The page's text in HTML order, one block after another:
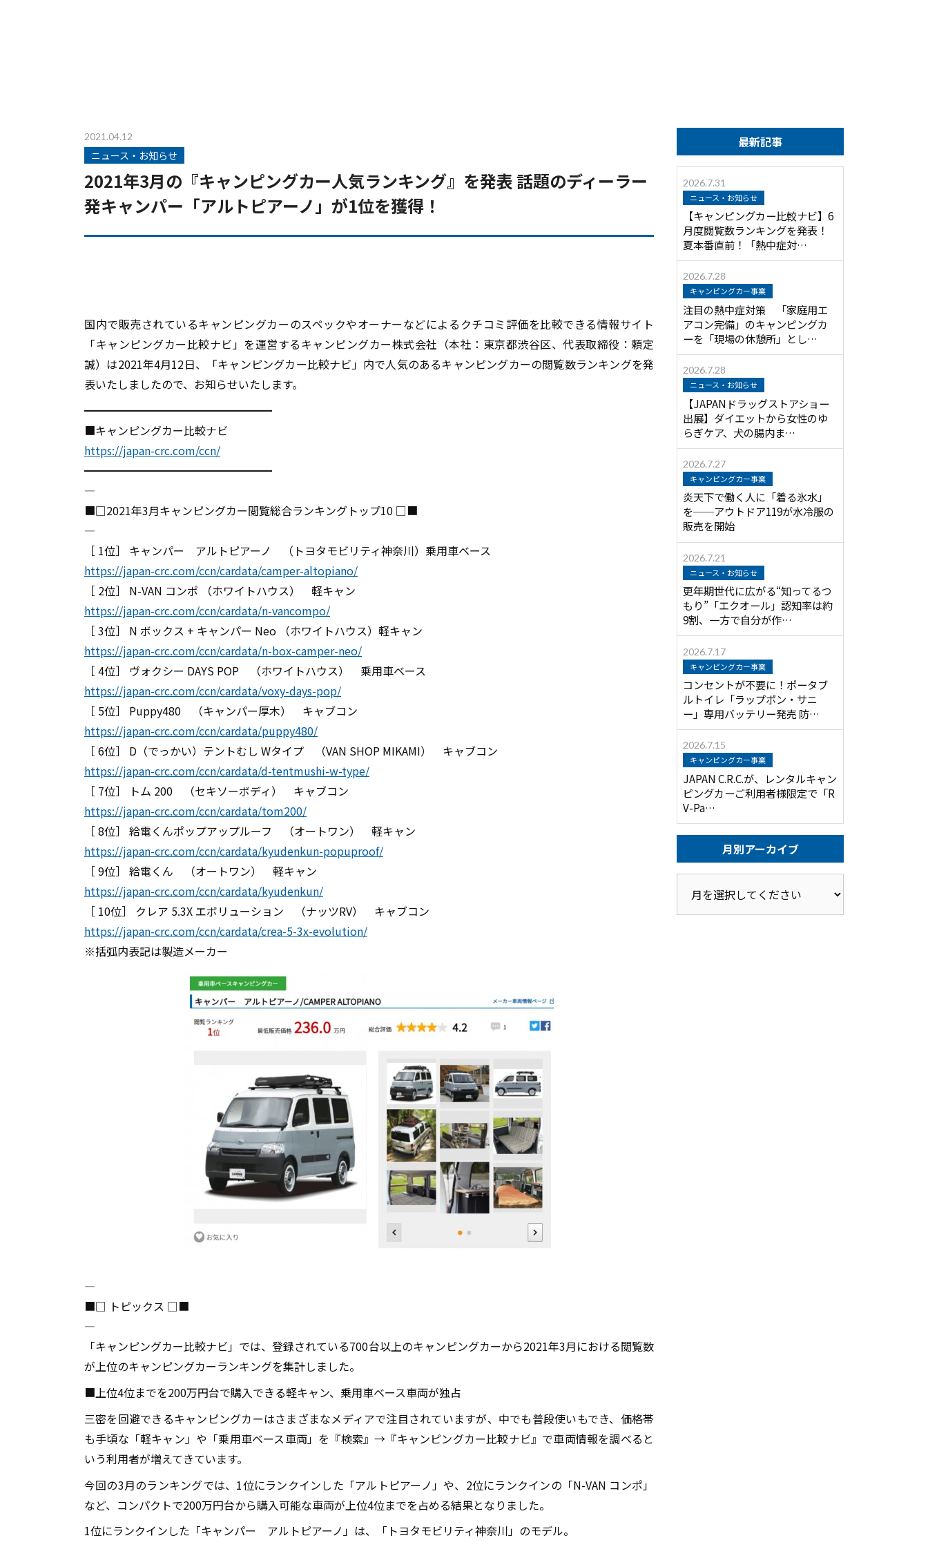
2021.04.12
ニュース・お知らせ
2021年3月の『キャンピングカー人気ランキング』を発表 話題のディーラー
発キャンパー「アルトピアーノ」が1位を獲得！
国内で販売されているキャンピングカーのスペックやオーナーなどによるクチコミ評価を比較できる情報サイト
「キャンピングカー比較ナビ」を運営するキャンピングカー株式会社（本社：東京都渋谷区、代表取締役：頼定
誠）は2021年4月12日、「キャンピングカー比較ナビ」内で人気のあるキャンピングカーの閲覧数ランキングを発
表いたしましたので、お知らせいたします。
━━━━━━━━━━━━━━━━━
■キャンピングカー比較ナビ
https://japan-crc.com/ccn/
━━━━━━━━━━━━━━━━━
――――――――――――――――――――――――――――――――――――――――
■□2021年3月キャンピングカー閲覧総合ランキングトップ10 □■
――――――――――――――――――――――――――――――――――――――――
［ 1位］ キャンパー アルトピアーノ （トヨタモビリティ神奈川）乗用車ベース
https://japan-crc.com/ccn/cardata/camper-altopiano/
［ 2位］ N-VAN コンポ （ホワイトハウス） 軽キャン
https://japan-crc.com/ccn/cardata/n-vancompo/
［ 3位］ N ボックス + キャンパー Neo （ホワイトハウス）軽キャン
https://japan-crc.com/ccn/cardata/n-box-camper-neo/
［ 4位］ ヴォクシー DAYS POP （ホワイトハウス） 乗用車ベース
https://japan-crc.com/ccn/cardata/voxy-days-pop/
［ 5位］ Puppy480 （キャンパー厚木） キャブコン
https://japan-crc.com/ccn/cardata/puppy480/
［ 6位］ D（でっかい）テントむし Wタイプ （VAN SHOP MIKAMI） キャブコン
https://japan-crc.com/ccn/cardata/d-tentmushi-w-type/
［ 7位］ トム 200 （セキソーボディ） キャブコン
https://japan-crc.com/ccn/cardata/tom200/
［ 8位］ 給電くんポップアップルーフ （オートワン） 軽キャン
https://japan-crc.com/ccn/cardata/kyudenkun-popuproof/
［ 9位］ 給電くん （オートワン） 軽キャン
https://japan-crc.com/ccn/cardata/kyudenkun/
［ 10位］ クレア 5.3X エボリューション （ナッツRV） キャブコン
https://japan-crc.com/ccn/cardata/crea-5-3x-evolution/
※括弧内表記は製造メーカー
――――――――――――――――――――――――――――――――――――――――
■□ トピックス □■
――――――――――――――――――――――――――――――――――――――――
「キャンピングカー比較ナビ」では、登録されている700台以上のキャンピングカーから2021年3月における閲覧数
が上位のキャンピングカーランキングを集計しました。
■上位4位までを200万円台で購入できる軽キャン、乗用車ベース車両が独占
三密を回避できるキャンピングカーはさまざまなメディアで注目されていますが、中でも普段使いもでき、価格帯
も手頃な「軽キャン」や「乗用車ベース車両」を『検索』→『キャンピングカー比較ナビ』で車両情報を調べると
いう利用者が増えてきています。
今回の3月のランキングでは、1位にランクインした「アルトピアーノ」や、2位にランクインの「N-VAN コンポ」
など、コンパクトで200万円台から購入可能な車両が上位4位までを占める結果となりました。
1位にランクインした「キャンパー アルトピアーノ」は、「トヨタモビリティ神奈川」のモデル。
最新記事
2026.7.31
ニュース・お知らせ
【キャンピングカー比較ナビ】6
月度閲覧数ランキングを発表！
夏本番直前！「熱中症対…
2026.7.28
キャンピングカー事業
注目の熱中症対策 「家庭用エ
アコン完備」のキャンピングカ
ーを「現場の休憩所」とし…
2026.7.28
ニュース・お知らせ
【JAPANドラッグストアショー
出展】ダイエットから女性のゆ
らぎケア、犬の腸内ま…
2026.7.27
キャンピングカー事業
炎天下で働く人に「着る氷水」
を──アウトドア119が水冷服の
販売を開始
2026.7.21
ニュース・お知らせ
更年期世代に広がる“知ってるつ
もり”「エクオール」認知率は約
9割、一方で自分が作…
2026.7.17
キャンピングカー事業
コンセントが不要に！ポータブ
ルトイレ「ラップポン・サニ
ー」専用バッテリー発売 防…
2026.7.15
キャンピングカー事業
JAPAN C.R.C.が、レンタルキャン
ピングカーご利用者様限定で「R
V-Pa…
月別アーカイブ